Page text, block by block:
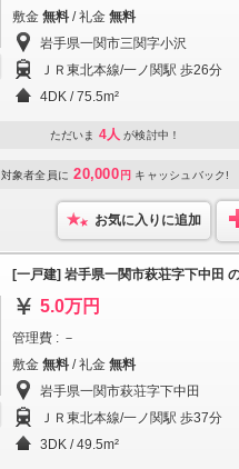
敷金 無料 / 礼金 無料
岩手県一関市三関字小沢
ＪＲ東北本線/一ノ関駅 歩26分
4DK / 75.5m²
ただいま 4人 が検討中！
対象者全員に 20,000 円 キャッシュバック!
お気に入りに追加
[一戸建] 岩手県一関市萩荘字下中田
5.0万円
管理費 : －
敷金 無料 / 礼金 無料
岩手県一関市萩荘字下中田
ＪＲ東北本線/一ノ関駅 歩37分
3DK / 49.5m²